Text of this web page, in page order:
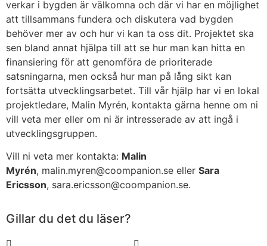
verkar i bygden är välkomna och där vi har en möjlighet
att tillsammans fundera och diskutera vad bygden
behöver mer av och hur vi kan ta oss dit. Projektet ska
sen bland annat hjälpa till att se hur man kan hitta en
finansiering för att genomföra de prioriterade
satsningarna, men också hur man på lång sikt kan
fortsätta utvecklingsarbetet. Till vår hjälp har vi en lokal
projektledare, Malin Myrén, kontakta gärna henne om ni
vill veta mer eller om ni är intresserade av att ingå i
utvecklingsgruppen.
Vill ni veta mer kontakta: Malin
Myrén, malin.myren@coompanion.se eller Sara
Ericsson, sara.ericsson@coompanion.se.
Gillar du det du läser?